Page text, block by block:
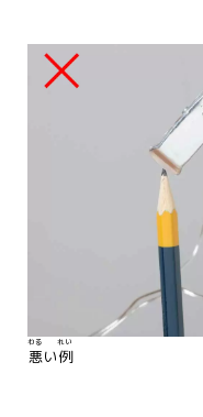
悪
わる
い例
れい